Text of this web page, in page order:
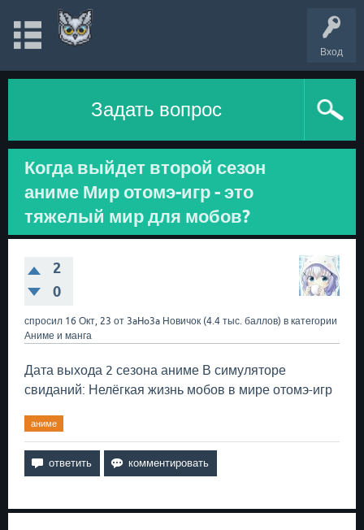
Вход
Задать вопрос
Когда выйдет второй сезон
аниме Мир отомэ-игр - это
тяжелый мир для мобов?
2
0
спросил 16 Окт, 23 от 3aHo3a Новичок (4.4 тыс. баллов) в категории
Аниме и манга
Дата выхода 2 сезона аниме В симуляторе
свиданий: Нелёгкая жизнь мобов в мире отомэ-игр
аниме